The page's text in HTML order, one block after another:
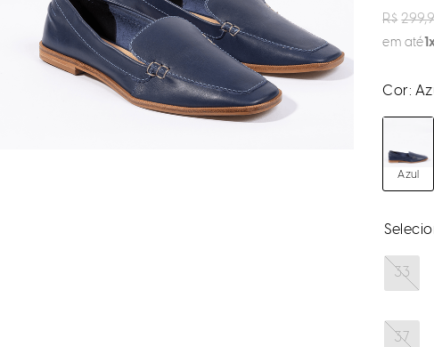
R$
em até 1
Cor:
Azul
33
37